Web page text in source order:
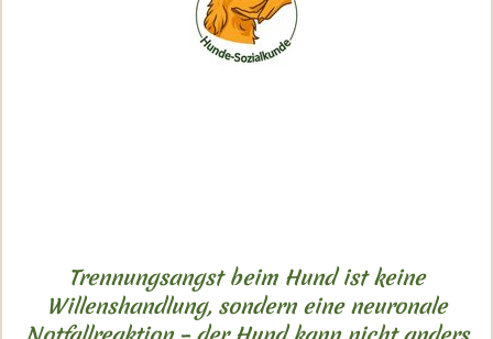
Trennungsangst beim Hund ist keine
Willenshandlung, sondern eine neuronale